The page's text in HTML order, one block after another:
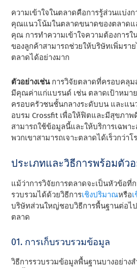
ความเข้าใจในตลาดคือการรู้ส่วนแบ่ง
คุณแนวโน้มในตลาดขนาดของตลาดแ
คุณ การทําความเข้าใจความต้องการ
ของลูกค้าสามารถช่วยให้บริษัทเพิ่มรา
ตลาดได้อย่างมาก
ตัวอย่างเช่นการวิจัยตลาดที่ครอบคลุม
มีคุณค่าแก่แบรนด์ เช่น ตลาดเป้าหมา
ครอบครัวชนชั้นกลางระดับบน และแน
อบรม Crossfit เพื่อให้ฟิตและมีสุขภาพ
สามารถใช้ข้อมูลนี้และให้บริการเฉพา
พวกเขาสามารถเจาะตลาดได้เร็วกว่า
ประเภทและวิธีการพร้อมตัว
แม้ว่าการวิจัยการตลาดจะเป็นหัวข้อที่
รวบรวมได้ด้วยวิธีการเชิงปริมาณหรือ
บริษัทส่วนใหญ่ชอบวิธีการพื้นฐานต่อไ
ตลาด
01. การเก็บรวบรวมข้อมูล
วิธีการรวบรวมข้อมูลพื้นฐานบางอย่าง